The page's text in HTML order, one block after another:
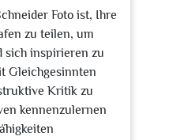
Foto ist, Ihre
zu teilen, um
sich inspirieren zu
Gleichgesinnten
Kritik zu
kennenzulernen